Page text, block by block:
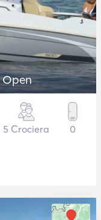
Open
5 Crociera 0